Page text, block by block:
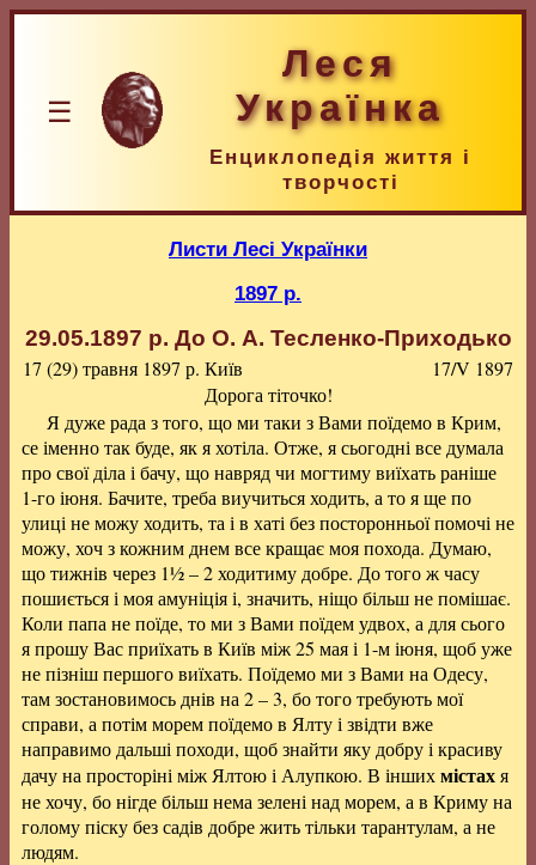
☰
Леся
Українка
Енциклопедія життя і
творчості
Листи Лесі Українки
1897 р.
29.05.1897 р. До О. А. Тесленко-Приходько
17 (29) травня 1897 р. Київ
17/V 1897
Дорога тіточко!
Я дуже рада з того, що ми таки з Вами поїдемо в Крим,
се іменно так буде, як я хотіла. Отже, я сьогодні все думала
про свої діла і бачу, що навряд чи могтиму виїхать раніше
1-го іюня. Бачите, треба виучиться ходить, а то я ще по
улиці не можу ходить, та і в хаті без посторонньої помочі не
можу, хоч з кожним днем все кращає моя похода. Думаю,
що тижнів через 1½ – 2 ходитиму добре. До того ж часу
пошиється і моя амуніція і, значить, ніщо більш не помішає.
Коли папа не поїде, то ми з Вами поїдем удвох, а для сього
я прошу Вас приїхать в Київ між 25 мая і 1-м іюня, щоб уже
не пізніш першого виїхать. Поїдемо ми з Вами на Одесу,
там зостановимось днів на 2 – 3, бо того требують мої
справи, а потім морем поїдемо в Ялту і звідти вже
направимо дальші походи, щоб знайти яку добру і красиву
дачу на просторіні між Ялтою і Алупкою. В іншихмістахя
не хочу, бо нігде більш нема зелені над морем, а в Криму на
голому піску без садів добре жить тільки тарантулам, а не
людям.